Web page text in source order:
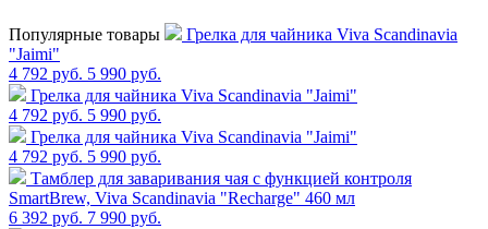
Популярные товары
Грелка для чайника Viva Scandinavia
"Jaimi"
4 792 руб. 5 990 руб.
Грелка для чайника Viva Scandinavia "Jaimi"
4 792 руб. 5 990 руб.
Грелка для чайника Viva Scandinavia "Jaimi"
4 792 руб. 5 990 руб.
Тамблер для заваривания чая с функцией контроля
SmartBrew, Viva Scandinavia "Recharge" 460 мл
6 392 руб. 7 990 руб.